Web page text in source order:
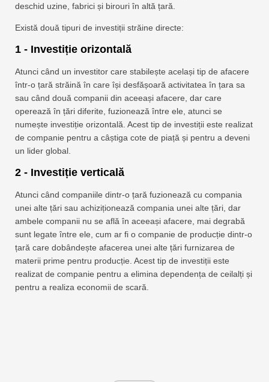
deschid uzine, fabrici și birouri în altă țară.
Există două tipuri de investiții străine directe:
1 - Investiție orizontală
Atunci când un investitor care stabilește același tip de afacere
într-o țară străină în care își desfășoară activitatea în țara sa
sau când două companii din aceeași afacere, dar care
operează în țări diferite, fuzionează între ele, atunci se
numește investiție orizontală. Acest tip de investiții este realizat
de companie pentru a câștiga cote de piață și pentru a deveni
un lider global.
2 - Investiție verticală
Atunci când companiile dintr-o țară fuzionează cu compania
unei alte țări sau achiziționează compania unei alte țări, dar
ambele companii nu se află în aceeași afacere, mai degrabă
sunt legate între ele, cum ar fi o companie de producție dintr-o
țară care dobândește afacerea unei alte țări furnizarea de
materii prime pentru producție. Acest tip de investiții este
realizat de companie pentru a elimina dependența de ceilalți și
pentru a realiza economii de scară.